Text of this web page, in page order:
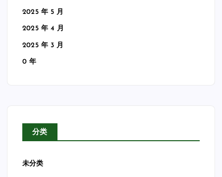
2025 年 5 月
2025 年 4 月
2025 年 3 月
0 年
分类
未分类